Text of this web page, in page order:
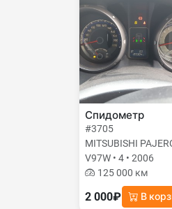
Спидометр
#3705
MITSUBISHI
V97W • 4 • 2006
125 000 км
2 000₽ В